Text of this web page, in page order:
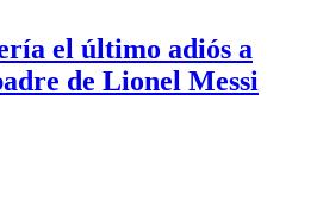
el último adiós a
de Lionel Messi